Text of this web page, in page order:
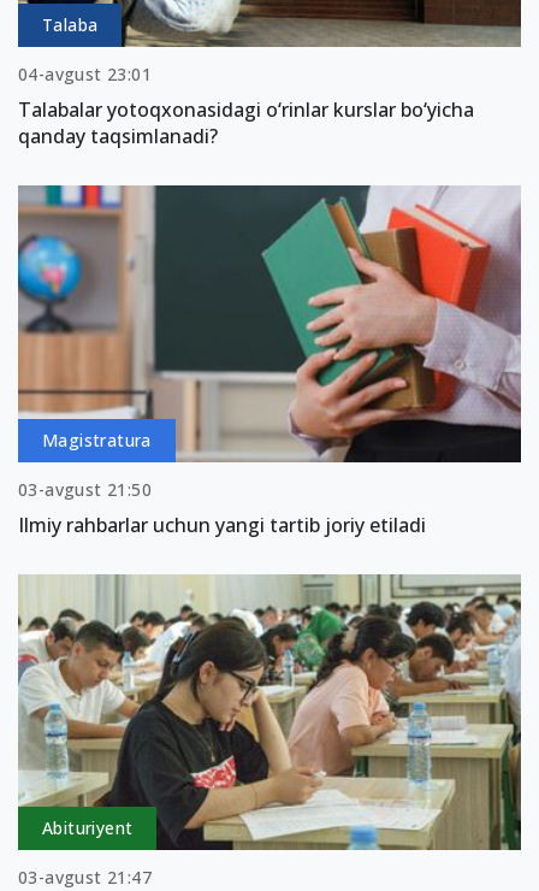
Talaba
04-avgust 23:01
Talabalar yotoqxonasidagi o‘rinlar kurslar bo‘yicha
qanday taqsimlanadi?
Magistratura
03-avgust 21:50
Ilmiy rahbarlar uchun yangi tartib joriy etiladi
Abituriyent
03-avgust 21:47